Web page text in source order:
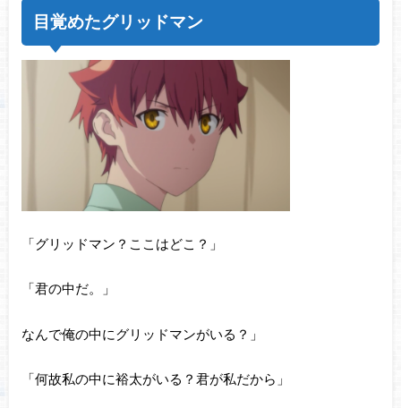
目覚めたグリッドマン
「グリッドマン？ここはどこ？」
「君の中だ。」
なんで俺の中にグリッドマンがいる？」
「何故私の中に裕太がいる？君が私だから」